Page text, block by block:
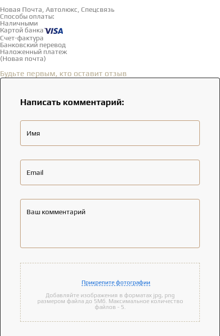
Новая Почта, Автолюкс, Спецсвязь
Способы оплаты:
Наличными
Картой банка
Счет-фактура
Банковский перевод
Наложенный платеж
(Новая почта)
Будьте первым, кто оставит отзыв
Написать комментарий:
Имя
Email
Ваш комментарий
Прикрепите фотографии
Добавляйте изображения в форматах jpg, png
размером файла до 5Мб. Максимальное количество
файлов - 5.